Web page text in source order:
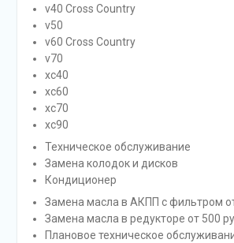
v40 Cross Country
v50
v60 Cross Country
v70
xc40
xc60
xc70
xc90
Техническое обслуживание
Замена колодок и дисков
Кондиционер
Замена масла в АКПП с фильтром
Замена масла в редукторе от 500
Плановое техническое